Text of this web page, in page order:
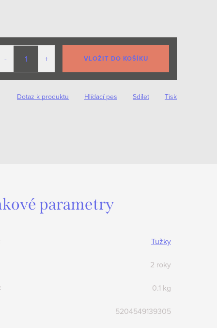
VLOŽIT DO KOŠÍKU
Tisk
Dotaz k produktu Hlídací pes Sdílet
parametry
Tužky
2 roky
: 0.1 kg
5204549139305